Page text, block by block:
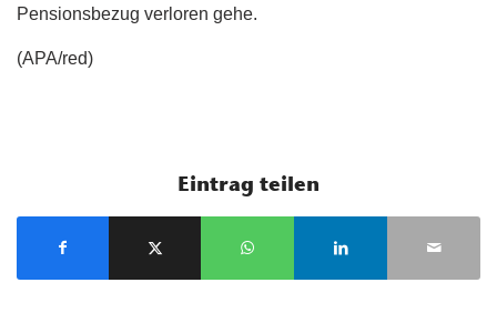
Pensionsbezug verloren gehe.
(APA/red)
Eintrag teilen